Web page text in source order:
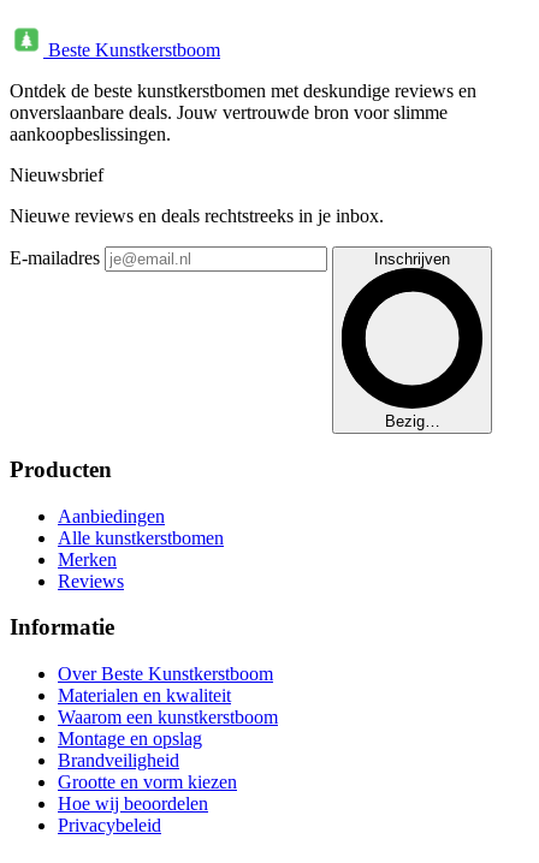
Beste Kunstkerstboom
Ontdek de beste kunstkerstbomen met deskundige reviews en
onverslaanbare deals. Jouw vertrouwde bron voor slimme
aankoopbeslissingen.
Nieuwsbrief
Nieuwe reviews en deals rechtstreeks in je inbox.
E-mailadres Inschrijven
Bezig…
Producten
Aanbiedingen
Alle kunstkerstbomen
Merken
Reviews
Informatie
Over Beste Kunstkerstboom
Materialen en kwaliteit
Waarom een kunstkerstboom
Montage en opslag
Brandveiligheid
Grootte en vorm kiezen
Hoe wij beoordelen
Privacybeleid